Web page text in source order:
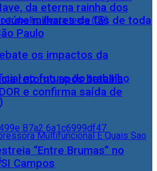
os impactos da
no futuro do trabalho
da eterna rainha dos
reúne milhares de fãs de toda
Paulo
retorno após batalha
e confirma saída de
“Entre Brumas” no
Campos